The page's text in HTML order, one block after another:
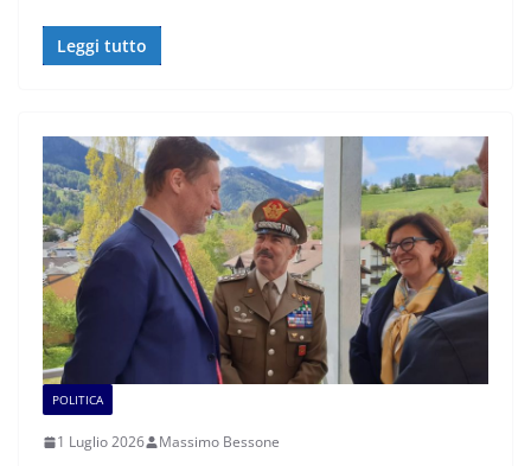
Leggi tutto
POLITICA
1 Luglio 2026 Massimo Bessone